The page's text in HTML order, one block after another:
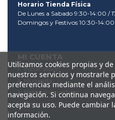
Horario Tienda Física
De Lunes a Sabado 9:30-14:00 /
Domingos y Festivos 10:30-
Iniciar sesión
Mi cuenta
Historial de pedidos
Direcciones
Utilizamos cookies propias y
nuestros servicios y mostrarle
preferencias mediante el
navegación. Si continua
acepta su uso. Puede cambiar
información.